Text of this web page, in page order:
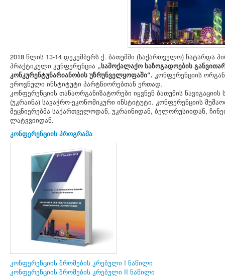
2018 წლის 13-14 დეკემბერს ქ. ბათუმში (საქართველო) ჩატარდა
პრაქტიკული კუნფერენცია „სამოქალაქო საზოგადოების
კონკურენტუნარიანობის უზრუნველყოფაში“. კონფერენციის
ეროვნული ინსტიტუტი პარტნიორებთან ერთად.
კონფერენციის თანაორგანიზატორები იყვნენ ბათუმის
(უკრაინა) სავაჭრო-ეკონომიკური ინსტიტუტი. კონფერენციის
მეცნიერებმა საქართველოდან, უკრაინიდან, ბელორუსიიდან,
ლატვვიიდან.
კონფერენციის პროგრამა
კონფერენციის შრომების კრებული I ნაწილი
კონფერენციის შრომების კრებული II ნაწილი